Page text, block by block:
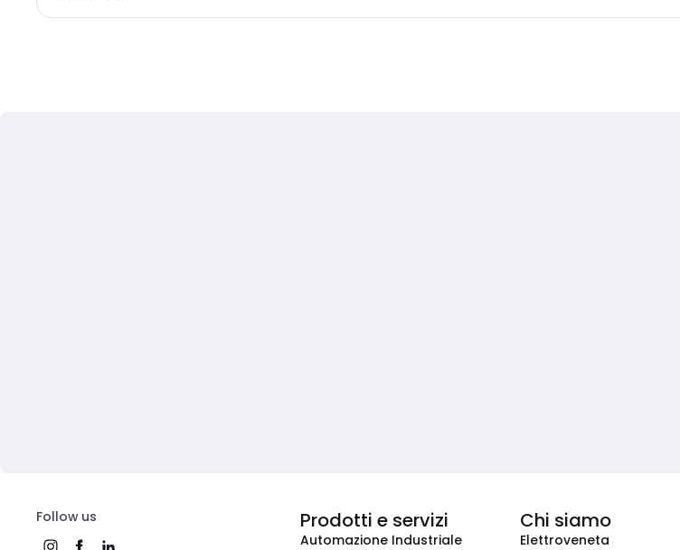
Follow us Prodotti e servizi
Automazione Industriale
Chi siamo
Elettroveneta